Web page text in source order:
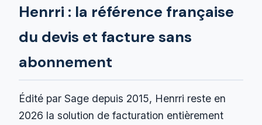
Henrri : la référence française
du devis et facture sans
abonnement
Édité par Sage depuis 2015, Henrri reste en
2026 la solution de facturation entièrement